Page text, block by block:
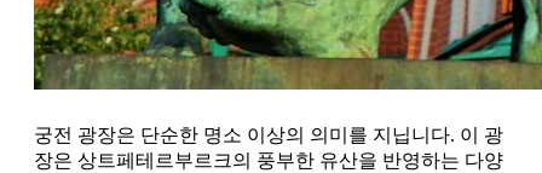
궁전 광장은 단순한 명소 이상의 의미를 지닙니다. 이 광
장은 상트페테르부르크의 풍부한 유산을 반영하는 다양